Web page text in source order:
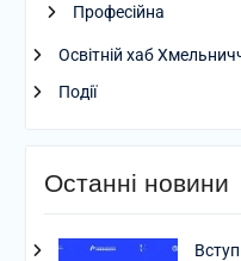
Професійна
Освітній хаб
Події
Останні новини